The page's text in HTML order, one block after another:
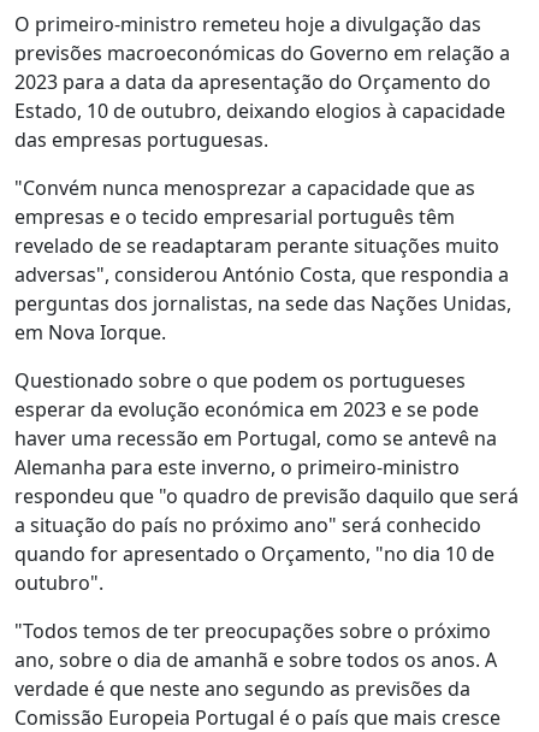
O primeiro-ministro remeteu hoje a divulgação das
previsões macroeconómicas do Governo em relação a
2023 para a data da apresentação do Orçamento do
Estado, 10 de outubro, deixando elogios à capacidade
das empresas portuguesas.
"Convém nunca menosprezar a capacidade que as
empresas e o tecido empresarial português têm
revelado de se readaptaram perante situações muito
adversas", considerou António Costa, que respondia a
perguntas dos jornalistas, na sede das Nações Unidas,
em Nova Iorque.
Questionado sobre o que podem os portugueses
esperar da evolução económica em 2023 e se pode
haver uma recessão em Portugal, como se antevê na
Alemanha para este inverno, o primeiro-ministro
respondeu que "o quadro de previsão daquilo que será
a situação do país no próximo ano" será conhecido
quando for apresentado o Orçamento, "no dia 10 de
outubro".
"Todos temos de ter preocupações sobre o próximo
ano, sobre o dia de amanhã e sobre todos os anos. A
verdade é que neste ano segundo as previsões da
Comissão Europeia Portugal é o país que mais cresce